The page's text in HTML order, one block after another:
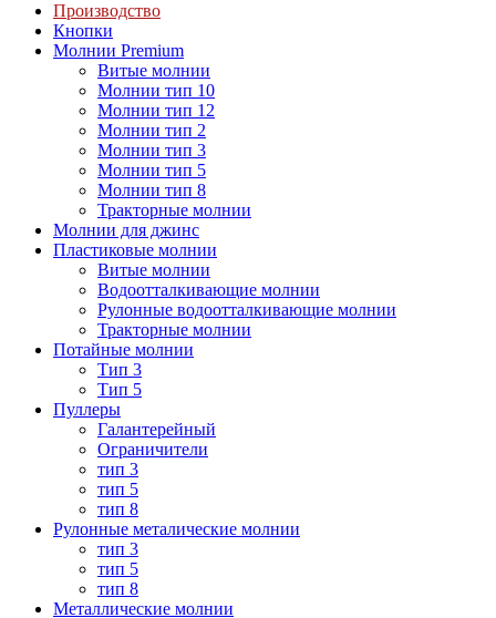
Производство
Кнопки
Молнии Premium
Витые молнии
Молнии тип 10
Молнии тип 12
Молнии тип 2
Молнии тип 3
Молнии тип 5
Молнии тип 8
Тракторные молнии
Молнии для джинс
Пластиковые молнии
Витые молнии
Водоотталкивающие молнии
Рулонные водоотталкивающие молнии
Тракторные молнии
Потайные молнии
Тип 3
Тип 5
Пуллеры
Галантерейный
Ограничители
тип 3
тип 5
тип 8
Рулонные металические молнии
тип 3
тип 5
тип 8
Металлические молнии